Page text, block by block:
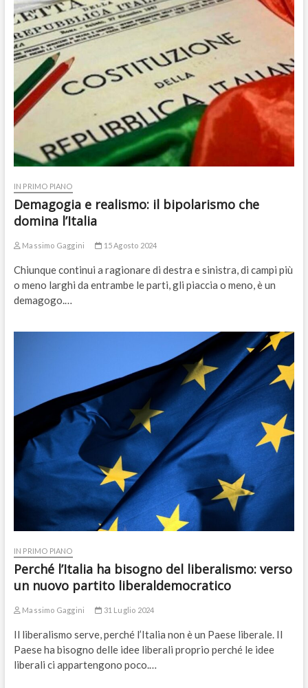
IN PRIMO PIANO
Demagogia e realismo: il bipolarismo che
domina l’Italia
Massimo Gaggini 15 Agosto 2024
Chiunque continui a ragionare di destra e sinistra, di campi più
o meno larghi da entrambe le parti, gli piaccia o meno, è un
demagogo.…
IN PRIMO PIANO
Perché l’Italia ha bisogno del liberalismo: verso
un nuovo partito liberaldemocratico
Massimo Gaggini 31 Luglio 2024
Il liberalismo serve, perché l’Italia non è un Paese liberale. Il
Paese ha bisogno delle idee liberali proprio perché le idee
liberali ci appartengono poco.…